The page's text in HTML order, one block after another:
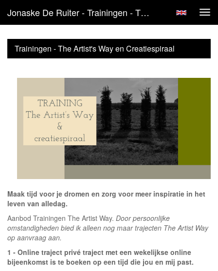
Jonaske De Ruiter - Trainingen - The Artist's Way En Creatiespiraal
Trainingen - The Artist's Way en Creatiespiraal
Maak tijd voor je dromen en zorg voor meer inspiratie in het
leven van alledag.
Aanbod Trainingen The Artist Way. Door persoonlijke
omstandigheden bied ik alleen nog maar trajecten The Artist Way
op aanvraag aan.
1 - Online traject privé traject met een wekelijkse online
bijeenkomst is te boeken op een tijd die jou en mij past.